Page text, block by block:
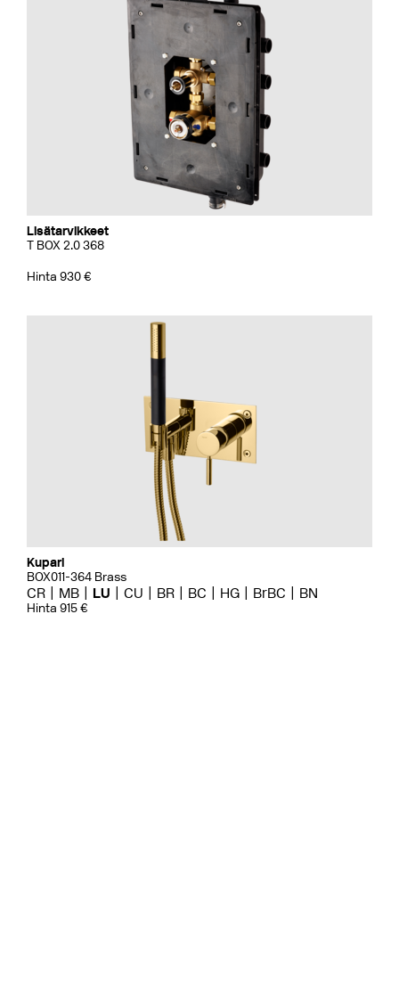
Lisätarvikkeet
T BOX 2.0 368
Hinta 930 €
Kupari
BOX011-364 Brass
CR MB LU CU BR BC HG BrBC BN
Hinta 915 €